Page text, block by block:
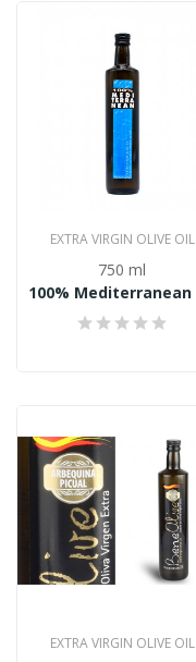
EXTRA VIRGIN OLIVE OIL
750 ml
EXTRA VIRGIN OLIVE OIL